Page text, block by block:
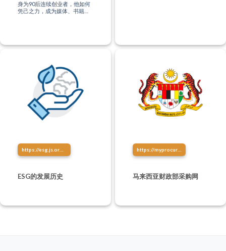
身为90后连续创业者，他如何
凭己之力，成为媒体、书籍、
https://esg.js.org/about/esg-history.html
ESG的发展历史
https://myprocurement.treasury.gov.my/
马来西亚财政部采购网